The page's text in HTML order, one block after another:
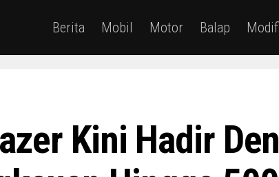
Berita Mobil Motor Balap
Kini Hadir